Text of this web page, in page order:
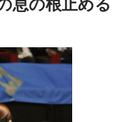
息の根止める